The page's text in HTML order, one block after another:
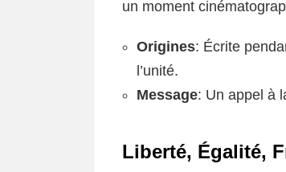
un moment
Origines: Écrite
l’unité.
Message: Un appel à
Liberté, Égalité,